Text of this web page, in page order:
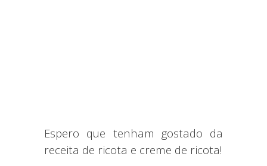
Espero que tenham gostado da
receita de ricota e creme de ricota!